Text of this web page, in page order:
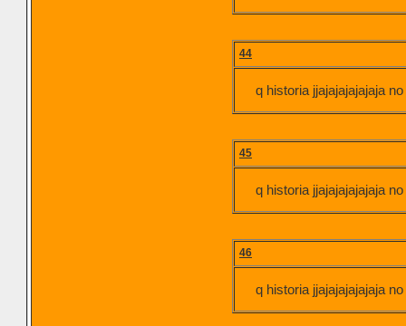
44
q historia jjajajajajajaja
45
q historia jjajajajajajaja
46
q historia jjajajajajajaja